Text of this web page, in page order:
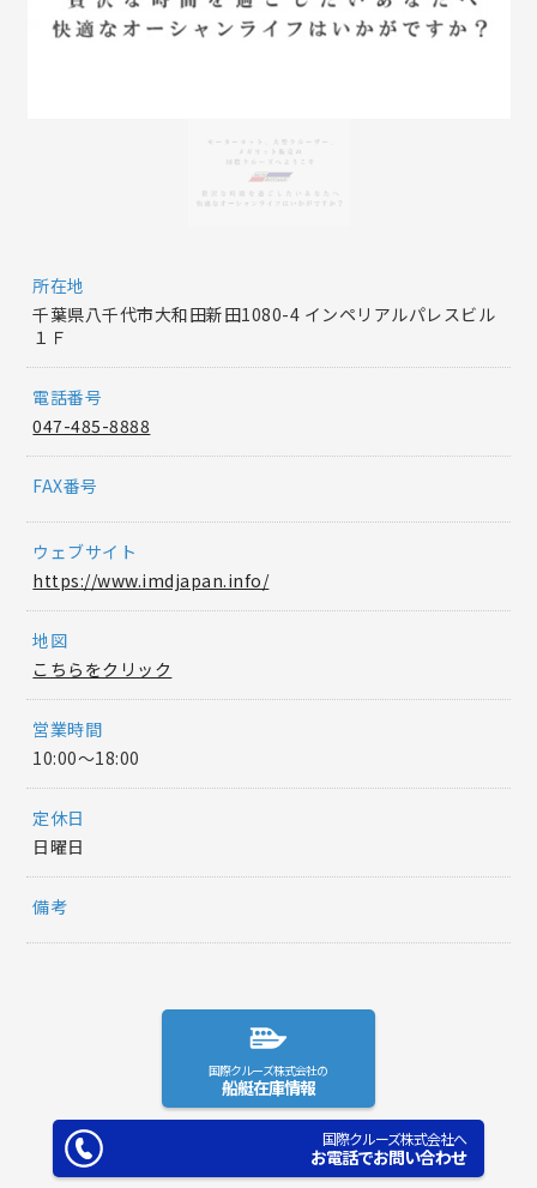
所在地
千葉県八千代市大和田新田1080-4 インペリアルパレスビル
１Ｆ
電話番号
047-485-8888
FAX番号
ウェブサイト
https://www.imdjapan.info/
地図
こちらをクリック
営業時間
10:00～18:00
定休日
日曜日
備考
国際クルーズ株式会社の
船艇在庫情報
国際クルーズ株式会社へ
お電話でお問い合わせ